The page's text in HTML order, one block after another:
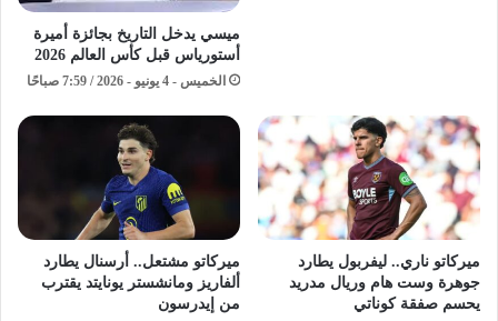
ميسي يدخل التاريخ بجائزة أميرة
أستورياس قبل كأس العالم 2026
الخميس - 4 يونيو - 2026 / 7:59 صباحًا
ميركاتو ناري.. ليفربول يطارد
جوهرة وست هام وريال مدريد
يحسم صفقة كوناتي
ميركاتو مشتعل.. أرسنال يطارد
ألفاريز ومانشستر يونايتد يقترب
من إيدرسون